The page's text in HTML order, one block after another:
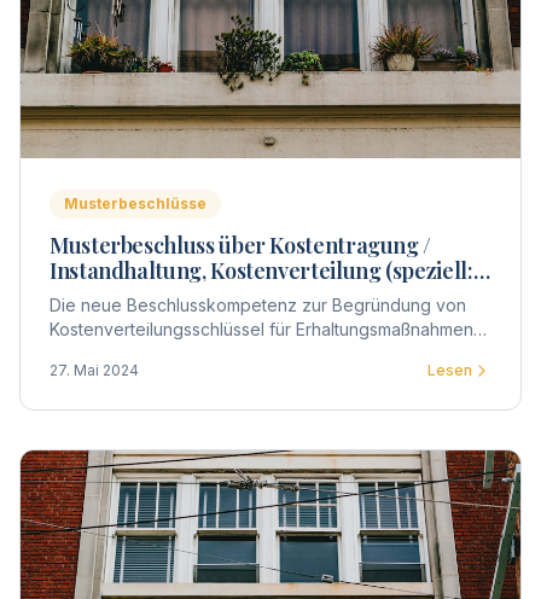
Musterbeschlüsse
Musterbeschluss über Kostentragung /
Instandhaltung, Kostenverteilung (speziell:
Fenster, Balkon- u.
Wohnungseingangstüren)
Die neue Beschlusskompetenz zur Begründung von
Kostenverteilungsschlüssel für Erhaltungsmaßnahmen
Verteilung der Kosten einzelner Gebäudeteile zu
27. Mai 2024 Lesen